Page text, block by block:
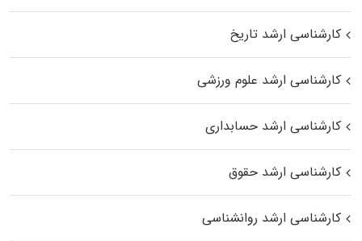
کارشناسی ارشد تاریخ
کارشناسی ارشد علوم ورزشی
کارشناسی ارشد حسابداری
کارشناسی ارشد حقوق
کارشناسی ارشد روانشناسی